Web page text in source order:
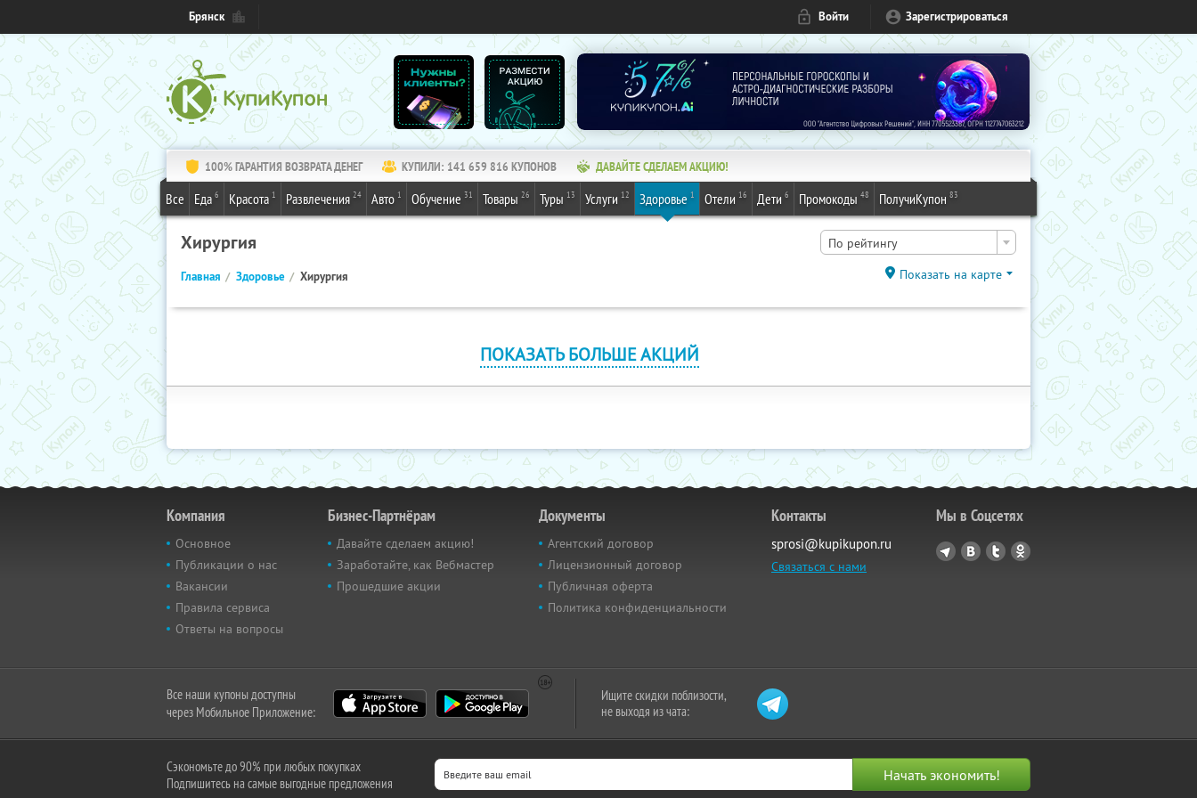
Брянск Войти Зарегистрироваться
100% ГАРАНТИЯ ВОЗВРАТА ДЕНЕГ КУПИЛИ: 141 659 816 КУПОНОВ ДАВАЙТЕ СДЕЛАЕМ АКЦИЮ!
Все Еда 6 Красота 1 Развлечения 24 Авто 1 Обучение 31 Товары 26 Туры 13 Услуги 12 Здоровье 1 Отели 16 Дети 6 Промокоды 48 ПолучиКупон 83
Хирургия По рейтингу
Главная Здоровье Хирургия Показать на карте
ПОКАЗАТЬ БОЛЬШЕ АКЦИЙ
Компания
Основное
Публикации о нас
Вакансии
Правила сервиса
Ответы на вопросы
Бизнес-Партнёрам
Давайте сделаем акцию!
Заработайте, как Вебмастер
Прошедшие акции
Документы
Агентский договор
Лицензионный договор
Публичная оферта
Политика конфиденциальности
Контакты
sprosi@kupikupon.ru
Связаться с нами
Мы в Соцсетях
Все наши купоны доступны
через Мобильное Приложение:
Ищите скидки поблизости,
не выходя из чата:
Сэкономьте до 90% при любых покупках
Подпишитесь на самые выгодные предложения